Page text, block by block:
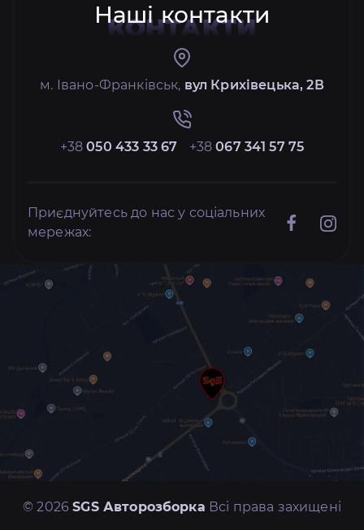
Наші контакти
КОНТАКТИ
м. Івано-Франківськ, вул Крихівецька, 2В
+38050 433 33 67 +38067 341 57 75
Приєднуйтесь до нас у соціальних
мережах:
© 2026SGS Авторозборка Всі права захищені